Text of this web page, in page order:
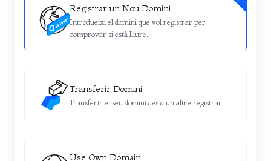
Registrar un Nou Domini
Introdueixi el domini que vol registrar per
comprovar si està lliure.
Transferir Domini
Transferir el seu domini des d'un altre registrar
Use Own Domain